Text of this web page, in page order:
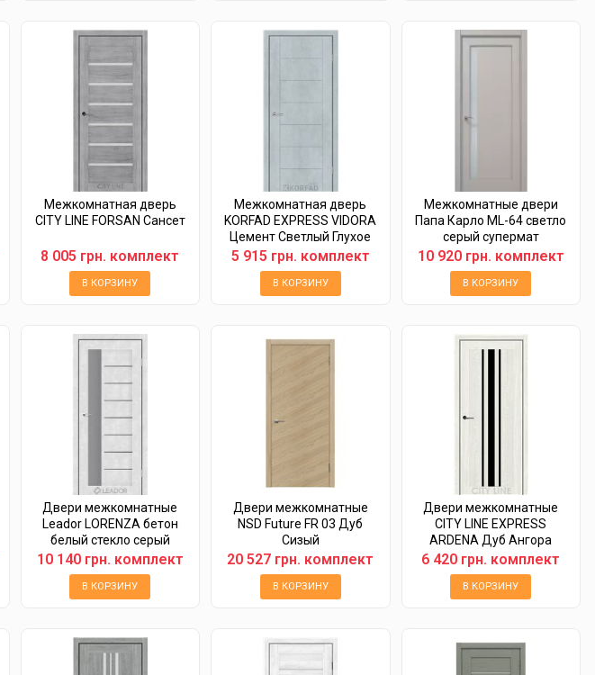
Межкомнатная дверь
CITY LINE FORSAN Сансет
8 005 грн. комплект
В КОРЗИНУ
Межкомнатная дверь
KORFAD EXPRESS VIDORA
Цемент Светлый Глухое
5 915 грн. комплект
В КОРЗИНУ
Межкомнатные двери
Папа Карло ML-64 светло
серый супермат
10 920 грн. комплект
В КОРЗИНУ
Двери межкомнатные
Leador LORENZA бетон
белый стекло серый
графит
10 140 грн. комплект
В КОРЗИНУ
Двери межкомнатные
NSD Future FR 03 Дуб
Сизый
20 527 грн. комплект
В КОРЗИНУ
Двери межкомнатные
CITY LINE EXPRESS
ARDENA Дуб Ангора
Черное стекло
6 420 грн. комплект
В КОРЗИНУ